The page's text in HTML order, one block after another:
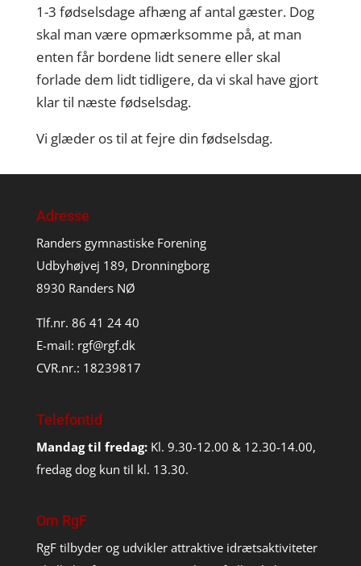
1-3 fødselsdage afhæng af antal gæster. Dog
skal man være opmærksomme på, at man
enten får bordene lidt senere eller skal
forlade dem lidt tidligere, da vi skal have gjort
klar til næste fødselsdag.
Vi glæder os til at fejre din fødselsdag.
Adresse
Randers gymnastiske Forening
Udbyhøjvej 189, Dronningborg
8930 Randers NØ
Tlf.nr. 86 41 24 40
E-mail: rgf@rgf.dk
CVR.nr.: 18239817
Telefontid
Mandag til fredag: Kl. 9.30-12.00 & 12.30-14.00,
fredag dog kun til kl. 13.30.
Om RgF
RgF tilbyder og udvikler attraktive idrætsaktiviteter